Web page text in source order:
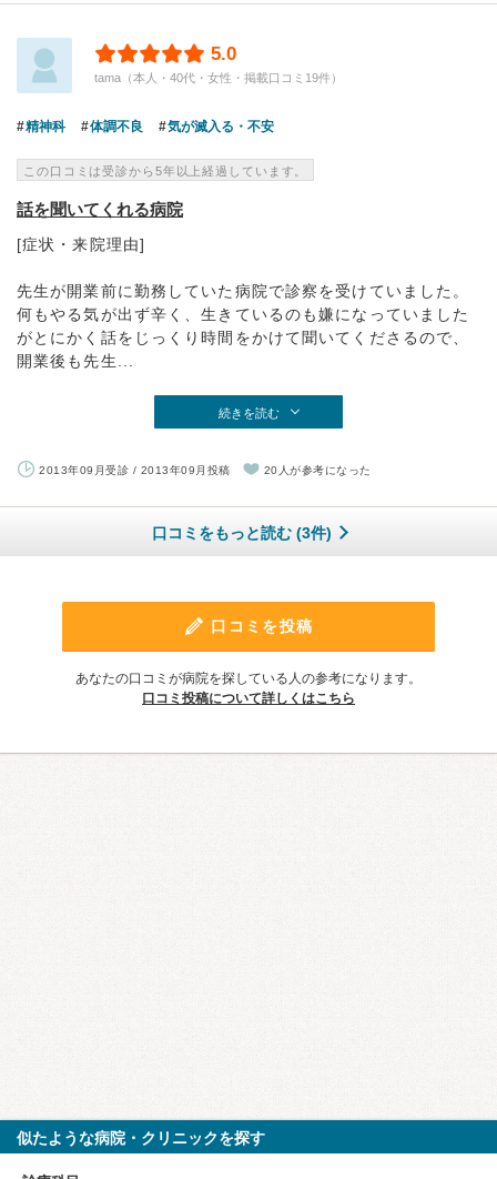
5.0
tama（本人・40代・女性・掲載口コミ19件）
精神科 体調不良 気が滅入る・不安
この口コミは受診から5年以上経過しています。
話を聞いてくれる病院
[症状・来院理由]
先生が開業前に勤務していた病院で診察を受けていました。
何もやる気が出ず辛く、生きているのも嫌になっていました
がとにかく話をじっくり時間をかけて聞いてくださるので、
開業後も先生...
続きを読む
2013年09月受診 / 2013年09月投稿 20人が参考になった
口コミをもっと読む (3件)
口コミを投稿
あなたの口コミが病院を探している人の参考になります。
口コミ投稿について詳しくはこちら
似たような病院・クリニックを探す